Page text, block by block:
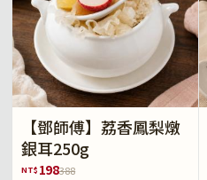
【鄧師傅】荔香鳳梨燉
銀耳250g
NT$ 198388